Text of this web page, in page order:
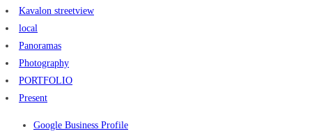
Kavalon streetview
local
Panoramas
Photography
PORTFOLIO
Present
Google Business Profile